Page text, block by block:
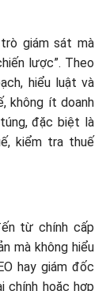
giám sát mà
lược”. Theo
hiểu luật và
không ít doanh
đặc biệt là
kiểm tra thuế
từ chính cấp
mà không hiểu
hay giám đốc
chính hoặc hợp